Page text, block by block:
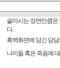
술마시는 장면만큼은
다.
흑백화면에 담긴 담
나이듦 혹은 죽음에